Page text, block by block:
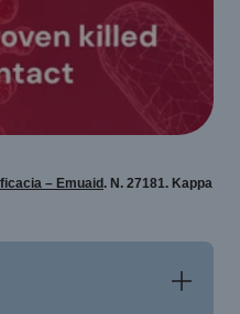
– Emuaid. N. 27181. Kappa